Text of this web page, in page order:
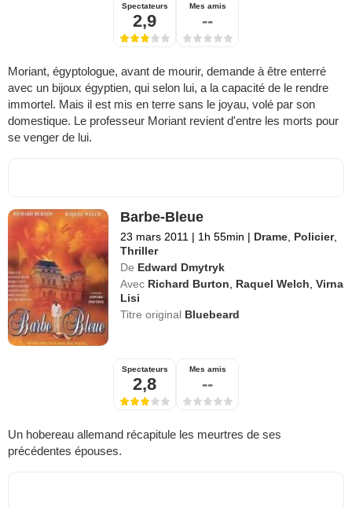
Spectateurs
2,9
Mes amis
--
Moriant, égyptologue, avant de mourir, demande à être enterré
avec un bijoux égyptien, qui selon lui, a la capacité de le rendre
immortel. Mais il est mis en terre sans le joyau, volé par son
domestique. Le professeur Moriant revient d'entre les morts pour
se venger de lui.
Barbe-Bleue
23 mars 2011 | 1h 55min | Drame Policier,
Thriller
De Edward Dmytryk
Avec Richard Burton Raquel Welch ,Virna
Lisi
Titre original Bluebeard
Spectateurs
2,8
Mes amis
--
Un hobereau allemand récapitule les meurtres de ses
précédentes épouses.